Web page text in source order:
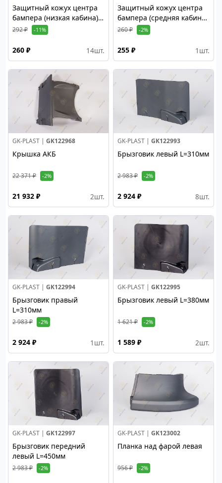
Защитный кожух центра
бампера (низкая кабина)
RH
292 ₽ -11%
260 ₽ 14шт.
Защитный кожух центра
бампера (средняя кабина)
RH
260 ₽ -2%
255 ₽ 1 шт.
GK-PLAST | GK122968
Крышка АКБ
22 371 ₽ -2%
21 932 ₽ 2шт.
GK-PLAST | GK122993
Брызговик левый L=310мм
2 983 ₽ -2%
2 924 ₽ 8шт.
GK-PLAST | GK122994
Брызговик правый
L=310мм
2 983 ₽ -2%
2 924 ₽ 1 шт.
GK-PLAST | GK122995
Брызговик левый L=380мм
1 621 ₽ -2%
1 589 ₽ 2шт.
GK-PLAST | GK122997
Брызговик передний
левый L=450мм
2 983 ₽ -2%
GK-PLAST | GK123002
Планка над фарой левая
956 ₽ -2%